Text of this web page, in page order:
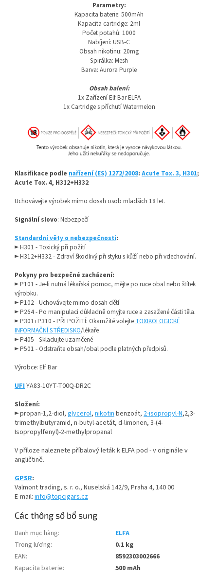
Parametry:
Kapacita baterie: 500mAh
Kapacita cartridge: 2ml
Počet potahů: 1000
Nabíjení: USB-C
Obsah nikotinu: 20mg
Spirálka: Mesh
Barva: Aurora Purple
Obsah balení:
1x Zařízení Elf Bar ELFA
1x Cartridge s příchutí Watermelon
Klasifikace podle nařízení (ES) 1272/2008: Acute Tox. 3, H301;
Acute Tox. 4, H312+H332
Uchovávejte výrobek mimo dosah osob mladších 18 let.
Signální slovo: Nebezpečí
Standardní věty o nebezpečnosti:
► H301 - Toxický při požití
► H312+H332 - Zdraví škodlivý při styku s kůží nebo při vdechování.
Pokyny pro bezpečné zacházení:
► P101 - Je-li nutná lékařská pomoc, mějte po ruce obal nebo štítek
výrobku.
► P102 - Uchovávejte mimo dosah dětí
► P264 - Po manipulaci důkladně omyjte ruce a zasažené části těla.
► P301+P310 - PŘI POŽITÍ: Okamžitě volejte TOXIKOLOGICKÉ
INFORMAČNÍ STŘEDISKO/lékaře
► P405 - Skladujte uzamčené
► P501 - Odstraňte obsah/obal podle platných předpisů.
Výrobce: Elf Bar
UFIYA83-10YT-T00Q-DR2C
Složení:
► propan-1,2-diol, glycerol, nikotinbenzoát, 2-isopropyl-N,2,3-
trimethylbutyramid, n-butyl-acetát, d-limonen, 3-(4-
Isopropylfenyl)-2-methylpropanal
V příloze naleznete příbalový leták k ELFA pod - v originále v
angličtině.
GPSR:
Valmont trading, s. r. o., Nuselská 142/9, Praha 4, 140 00
E-mail: info@topcigars.cz
Các thông số bổ sung
Danh mục hàng:
ELFA
Trọng lượng:
0.1 kg
EAN:
8592303002666
Kapacita baterie:
500 mAh